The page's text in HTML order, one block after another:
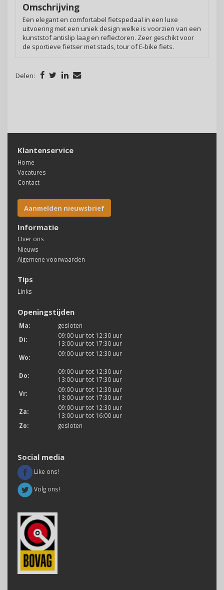
Omschrijving
Een elegant en comfortabel fietspedaal in een luxe
uitvoering met een uniek design welke is voorzien van een
kunststof antislip laag en reflectoren. Zeer geschikt voor
de sportieve fietser met stads, tour of E-bike fiets.
Delen:
Klantenservice
Home
Vacatures
Contact
Aanmelden nieuwsbrief
Informatie
Over ons
Nieuws
Algemene voorwaarden
Tips
Links
Openingstijden
Ma:
gesloten
Di:
09:00 uur tot 12:30 uur
13:00 uur tot 17:30 uur
Wo:
09:00 uur tot 12:30 uur
Do:
09:00 uur tot 12:30 uur
13:00 uur tot 17:30 uur
Vr:
09:00 uur tot 12:30 uur
13:00 uur tot 17:30 uur
Za:
09:00 uur tot 12:30 uur
13:00 uur tot 16:00 uur
Zo:
gesloten
Social media
Like ons!
Volg ons!